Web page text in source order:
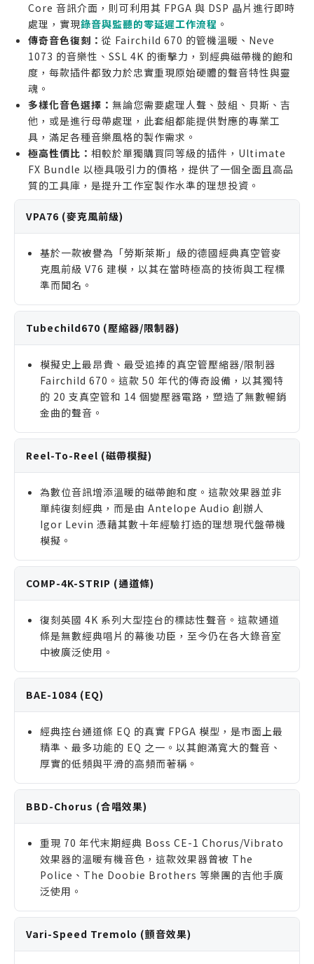
Vari-Speed Tremolo— 經典顫音效果,讓聲音有復
古吉他搖擺感
Sonaverb (Native only)— 乾淨的數位殘響,讓聲
音有空間感又清晰
X902 (Native only)
更柔順不刮耳
Halo (Native only)
— 多重延遲效果器,創造豐富有
層次的迴音
BAE 1073MP— 經典前級放大器,讓聲音溫暖飽滿,怎
麼用都好聽
來更融合
Gyratec X— 真空管壓縮器,讓聲音更快速有力,有經
典感
Adaptive Vibrato
擺感,更生動
LANG-PEQ2 — 復古EQ,精準調整頻率,讓聲音更有特
色
VEQ-4K BLACK— 經典EQ,讓聲音更響亮,高頻切除
更乾淨
Tube 176— 快速真空管壓縮器,讓聲音有力,適用各
種音源
VEQ-56— 經典美式EQ,用10段頻率調整,讓聲音有
特色
更平衡
InTune Performer (Native only)— 人聲自動修
音工具,讓歌聲準確又自然
VP BRAINIAC II— 獨特壓縮器,讓聲音有力道又自
然,不失真
V12 Chorus— 現代合唱效果器,讓聲音更寬廣,創造
新音色
RD47— 經典前級放大器,讓聲音有60年代溫暖衝擊
力
MG4+— 經典EQ,讓聲音有高階錄音室的閃亮感
BA-6A— 復古壓縮器,讓聲音有50年代的溫暖顆粒感
BAE-1073 — 經典EQ/前級,讓聲音溫暖真實,有復古
味
Liverpool— 多功能壓縮器,結合多種經典機型優點
Space Flanger— 創造獨特空間感和旋轉效果,讓聲
音更迷幻
用者。
預算極度有限，且僅尋找免費或入門級插件的用戶。
Core 音訊介面，則可利用其 FPGA 與 DSP 晶片進行即時
處理，實現錄音與監聽的零延遲工作流程 。
傳奇音色復刻： 從 Fairchild 670 的管機溫暖、Neve
1073 的音樂性、SSL 4K 的衝擊力，到經典磁帶機的飽和
度，每款插件都致力於忠實重現原始硬體的聲音特性與靈
魂。
多樣化音色選擇： 無論您需要處理人聲、鼓組、貝斯、吉
他，或是進行母帶處理，此套組都能提供對應的專業工
具，滿足各種音樂風格的製作需求。
極高性價比： 相較於單獨購買同等級的插件，Ultimate
FX Bundle 以極具吸引力的價格，提供了一個全面且高品
質的工具庫，是提升工作室製作水準的理想投資。
VPA76 (麥克風前級)
基於一款被譽為「勞斯萊斯」級的德國經典真空管麥
克風前級 V76 建模，以其在當時極高的技術與工程標
準而聞名。
Tubechild670 (壓縮器/限制器)
模擬史上最昂貴、最受追捧的真空管壓縮器/限制器
Fairchild 670。這款 50 年代的傳奇設備，以其獨特
的 20 支真空管和 14 個變壓器電路，塑造了無數暢銷
金曲的聲音。
Reel-To-Reel (磁帶模擬)
為數位音訊增添溫暖的磁帶飽和度。這款效果器並非
單純復刻經典，而是由 Antelope Audio 創辦人
Igor Levin 憑藉其數十年經驗打造的理想現代盤帶機
模擬。
COMP-4K-STRIP (通道條)
復刻英國 4K 系列大型控台的標誌性聲音。這款通道
條是無數經典唱片的幕後功臣，至今仍在各大錄音室
中被廣泛使用。
BAE-1084 (EQ)
經典控台通道條 EQ 的真實 FPGA 模型，是市面上最
精準、最多功能的 EQ 之一。以其飽滿寬大的聲音、
厚實的低頻與平滑的高頻而著稱。
BBD-Chorus (合唱效果)
重現 70 年代末期經典 Boss CE-1 Chorus/Vibrato
效果器的溫暖有機音色，這款效果器曾被 The
Police、The Doobie Brothers 等樂團的吉他手廣
泛使用。
Vari-Speed Tremolo (顫音效果)